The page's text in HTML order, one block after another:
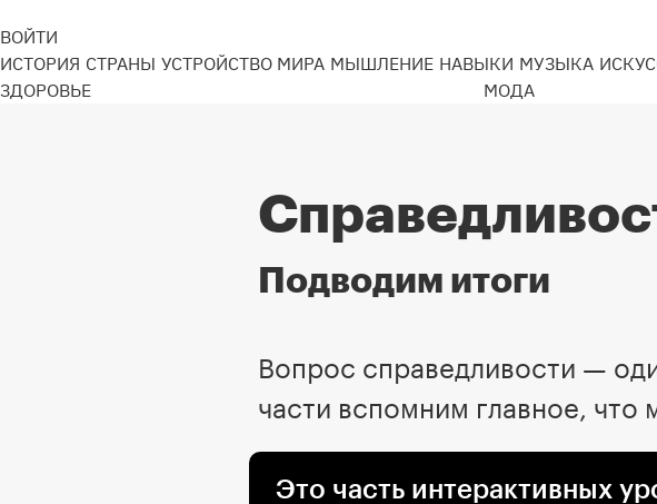
ВОЙТИ
ИСТОРИЯ СТРАНЫ УСТРОЙСТВО МИРА МЫШЛЕНИЕ НАВЫКИ МУЗЫКА
ЗДОРОВЬЕ
МОДА
Подводим итоги
Вопрос справедливости —
части вспомним главное, что
Это часть интерактивных